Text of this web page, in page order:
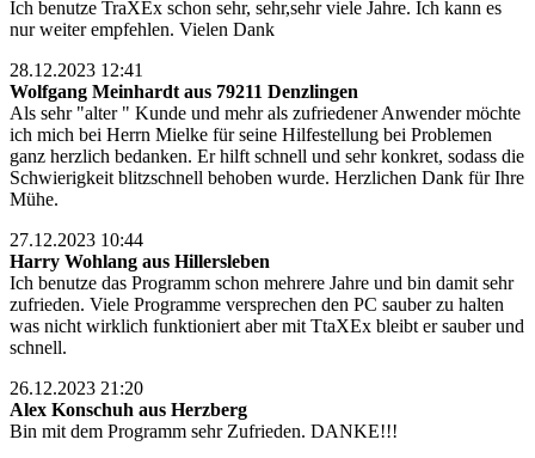
Ich benutze TraXEx schon sehr, sehr,sehr viele Jahre. Ich kann es
nur weiter empfehlen. Vielen Dank
28.12.2023 12:41
Wolfgang Meinhardt aus 79211 Denzlingen
Als sehr "alter " Kunde und mehr als zufriedener Anwender möchte
ich mich bei Herrn Mielke für seine Hilfestellung bei Problemen
ganz herzlich bedanken. Er hilft schnell und sehr konkret, sodass die
Schwierigkeit blitzschnell behoben wurde. Herzlichen Dank für Ihre
Mühe.
27.12.2023 10:44
Harry Wohlang aus Hillersleben
Ich benutze das Programm schon mehrere Jahre und bin damit sehr
zufrieden. Viele Programme versprechen den PC sauber zu halten
was nicht wirklich funktioniert aber mit TtaXEx bleibt er sauber und
schnell.
26.12.2023 21:20
Alex Konschuh aus Herzberg
Bin mit dem Programm sehr Zufrieden. DANKE!!!